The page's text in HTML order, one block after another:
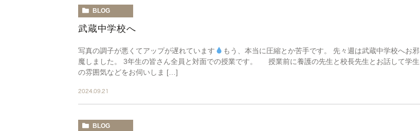
BLOG
武蔵中学校へ
写真の調子が悪くてアップが遅れています
もう、本当に圧縮とか苦手です。 先々週は武蔵中学校へお邪
魔しました。 3年生の皆さん全員と対面での授業です。 授業前に養護の先生と校長先生とお話して学生
の雰囲気などをお伺いしま […]
2024.09.21
BLOG